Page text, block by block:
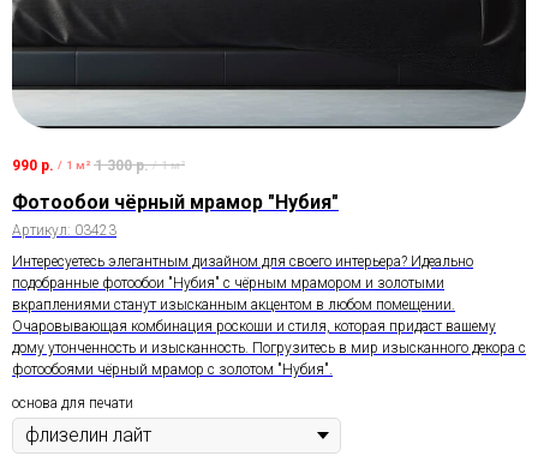
990 р. / 1 м² 1 300 р. / 1 м²
Фотообои чёрный мрамор "Нубия"
Артикул: 03423
Интересуетесь элегантным дизайном для своего интерьера? Идеально
подобранные фотообои "Нубия" с чёрным мрамором и золотыми
вкраплениями станут изысканным акцентом в любом помещении.
Очаровывающая комбинация роскоши и стиля, которая придаст вашему
дому утонченность и изысканность. Погрузитесь в мир изысканного декора с
фотообоями чёрный мрамор с золотом "Нубия".
основа для печати